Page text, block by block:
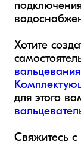
Хотите
вальцевания
для этого
Свяжитесь